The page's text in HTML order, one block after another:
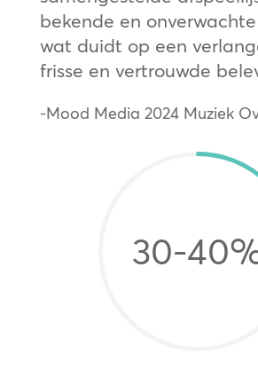
bekende en
wat duidt op een
frisse en vertrouwde
-Mood Media 2024 Muziek
30-40